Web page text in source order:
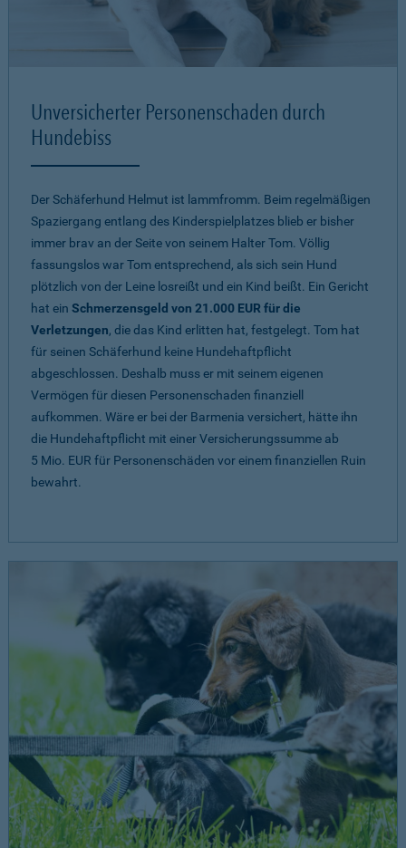
Unversicherter Personenschaden durch
Hundebiss
Der Schäferhund Helmut ist lammfromm. Beim regelmäßigen
Spaziergang entlang des Kinderspielplatzes blieb er bisher
immer brav an der Seite von seinem Halter Tom. Völlig
fassungslos war Tom entsprechend, als sich sein Hund
plötzlich von der Leine losreißt und ein Kind beißt. Ein Gericht
hat ein Schmerzensgeld von 21.000 EUR für die
Verletzungen, die das Kind erlitten hat, festgelegt. Tom hat
für seinen Schäferhund keine Hundehaftpflicht
abgeschlossen. Deshalb muss er mit seinem eigenen
Vermögen für diesen Personenschaden finanziell
aufkommen. Wäre er bei der Barmenia versichert, hätte ihn
die Hundehaftpflicht mit einer Versicherungssumme ab
5 Mio. EUR für Personenschäden vor einem finanziellen Ruin
bewahrt.